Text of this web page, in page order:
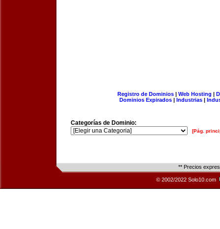
Registro de Dominios| Web Hosting |
Dominios Expirados | Industrias |
Categorías de Dominio:
[Pág.
** Precios
© 2002/2022 Solo10.com